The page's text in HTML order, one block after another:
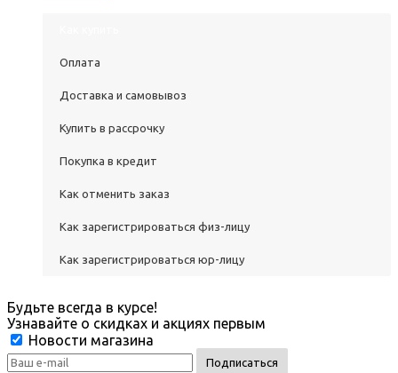
Оплата
Доставка и самовывоз
Купить в рассрочку
Покупка в кредит
Как отменить заказ
Как зарегистрироваться физ-лицу
Как зарегистрироваться юр-лицу
Будьте всегда в курсе!
Узнавайте о скидках и акциях первым
Новости магазина